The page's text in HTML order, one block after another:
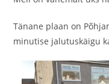
Tänane plaan on
minutise jalutuskäigu